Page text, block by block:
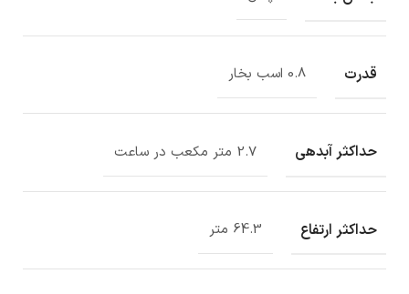
قدرت 0.8 اسب بخار
حداکثر آبدهی 2.7 متر مکعب در ساعت
حداکثر ارتفاع 64.3 متر